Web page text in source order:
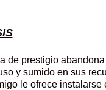
de prestigio
y sumido en sus
le ofrece instalarse